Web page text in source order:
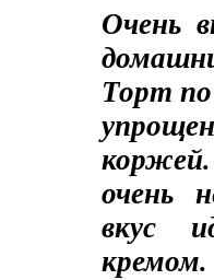
Очень
Торт
очень
вкус